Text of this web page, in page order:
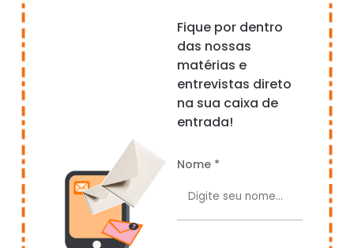
Fique por dentro
das nossas
matérias e
entrevistas direto
na sua caixa de
entrada!
Nome *